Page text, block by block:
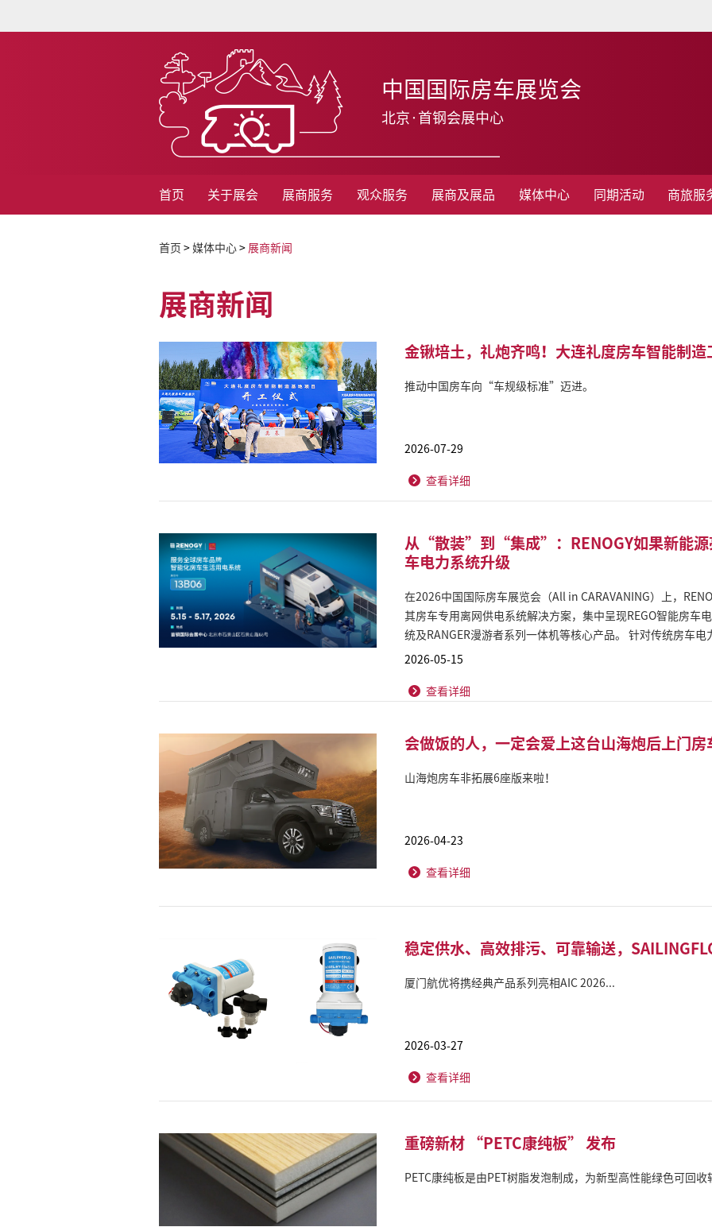
中国国际房车展览会
北京·首钢会展中心
首页 关于展会 展商服务 观众服务 展商及展品 媒体中心 同期活动 商旅服
首页 > 媒体中心> 展商新闻
展商新闻
金锹培土，礼炮齐鸣！大连礼度房车智能制
推动中国房车向“车规级标准”迈进。
2026-07-29
查看详细
从“散装”到“集成”：RENOGY如果新能源
车电力系统升级
在2026中国国际房车展览会（All in CARAVANING）上，
其房车专用离网供电系统解决方案，集中呈现REGO智能房车
统及RANGER漫游者系列一体机等核心产品。 针对传统房车电力系统布线复杂、安装周期长、维护成本
高等行业痛点，RENOGY通过高度集成化设计，为房车制造商
向“集成化、智能化”升级。
2026-05-15
查看详细
会做饭的人，一定会爱上这台山海炮后上门房
山海炮房车非拓展6座版来啦！
2026-04-23
查看详细
稳定供水、高效排污、可靠输送，
厦门航优将携经典产品系列亮相AIC 2026...
2026-03-27
查看详细
重磅新材 “PETC康纯板” 发布
PETC康纯板是由PET树脂发泡制成，为新型高性能绿色可回收